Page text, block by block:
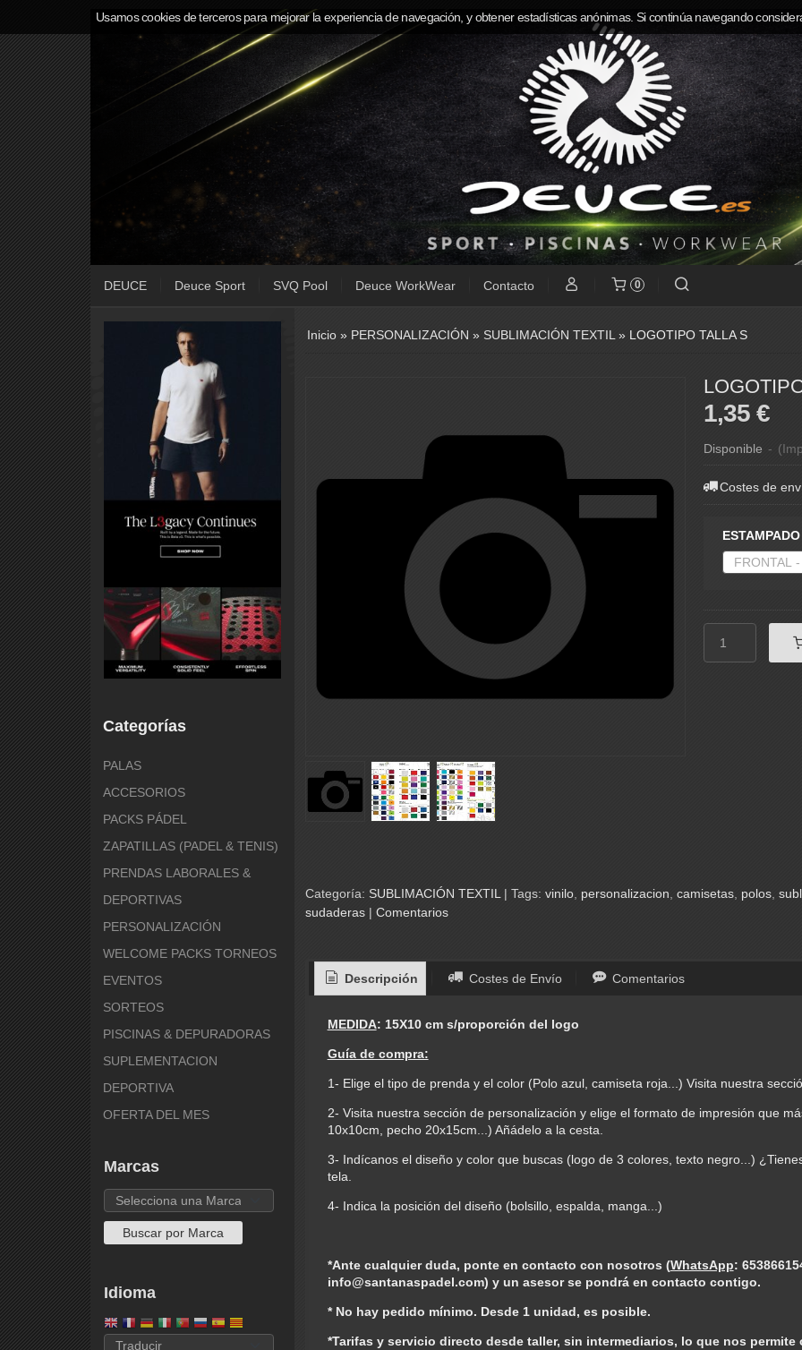
DEUCE Deuce Sport SVQ Pool Deuce WorkWear Contacto 0
Categorías
PALAS
ACCESORIOS
PACKS PÁDEL
ZAPATILLAS (PADEL & TENIS)
PRENDAS LABORALES &
DEPORTIVAS
PERSONALIZACIÓN
WELCOME PACKS TORNEOS
EVENTOS
SORTEOS
PISCINAS & DEPURADORAS
SUPLEMENTACION
DEPORTIVA
OFERTA DEL MES
Marcas
Idioma
Inicio» PERSONALIZACIÓN » SUBLIMACIÓN TEXTIL » LOGOTIPO TALLA S
1,35 €
Disponible -
Costes de
ESTAMPADO
Categoría: SUBLIMACIÓN TEXTIL | Tags: vinilo personalizacion camisetas polos
sudaderas | Comentarios
Descripción Costes de Envío Comentarios
MEDIDA: 15X10 cm s/proporción del logo
Guía de compra:
1- Elige el tipo de prenda y el color (Polo azul, camiseta roja...) Visita nuestra
2- Visita nuestra sección de personalización y elige el formato de impresión que
10x10cm, pecho 20x15cm...) Añádelo a la cesta.
3- Indícanos el diseño y color que buscas (logo de 3 colores, texto negro...)
tela.
4- Indica la posición del diseño (bolsillo, espalda, manga...)
*Ante cualquier duda, ponte en contacto con nosotros (WhatsApp:
info@santanaspadel.com) y un asesor se pondrá en contacto contigo.
* No hay pedido mínimo. Desde 1 unidad, es posible.
*Tarifas y servicio directo desde taller, sin intermediarios, lo que nos permite
Usamos cookies de terceros para mejorar la experiencia de navegación, y obtener estadísticas anónimas. Si continúa navegando